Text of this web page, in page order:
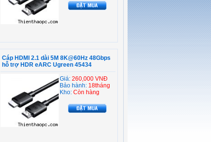
Cáp HDMI 2.1 dài 5M 8K@60Hz 48Gbps
hỗ trợ HDR eARC Ugreen 45434
Giá: 260,000 VNĐ
Bảo hành: 18tháng
Kho: Còn hàng